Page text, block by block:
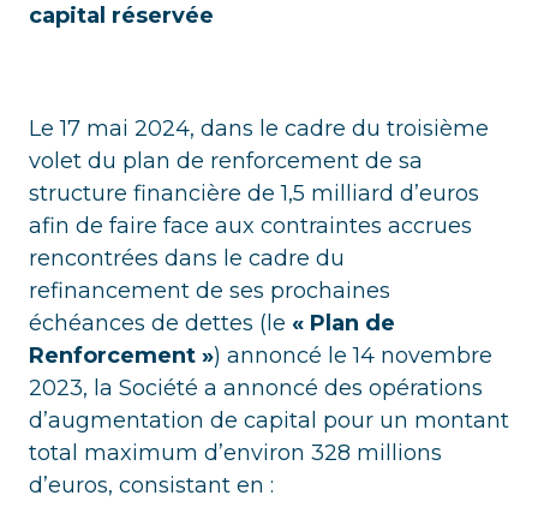
capital réservée
Le 17 mai 2024, dans le cadre du troisième
volet du plan de renforcement de sa
structure financière de 1,5 milliard d’euros
afin de faire face aux contraintes accrues
rencontrées dans le cadre du
refinancement de ses prochaines
échéances de dettes (le « Plan de
Renforcement ») annoncé le 14 novembre
2023, la Société a annoncé des opérations
d’augmentation de capital pour un montant
total maximum d’environ 328 millions
d’euros, consistant en :